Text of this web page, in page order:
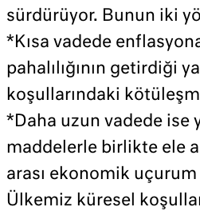
sürdürüyor. Bunun iki
*Kısa vadede
pahalılığının getirdiği
koşullarındaki
*Daha uzun vadede ise
maddelerle birlikte ele
arası ekonomik
Ülkemiz küresel